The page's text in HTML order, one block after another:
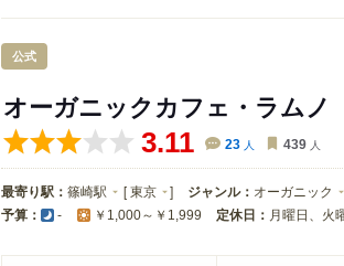
公式
オーガニックカフェ・ラムノ
3.11 23 人 439 人
最寄り駅： 篠崎駅 [東京 ] ジャンル： オーガニック
予算： - ￥1,000～￥1,999 定休日：